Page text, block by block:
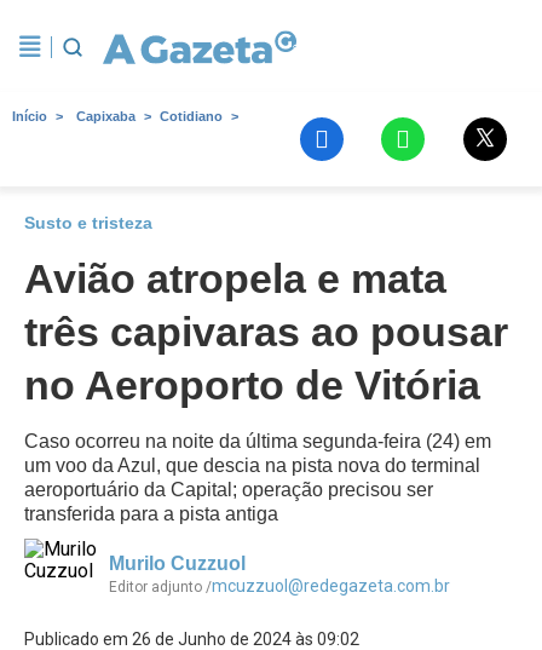
Início Capixaba Cotidiano
Susto e tristeza
Avião atropela e mata
três capivaras ao pousar
no Aeroporto de Vitória
Caso ocorreu na noite da última segunda-feira (24) em
um voo da Azul, que descia na pista nova do terminal
aeroportuário da Capital; operação precisou ser
transferida para a pista antiga
Murilo Cuzzuol
Editor adjunto /mcuzzuol@redegazeta.com.br
Publicado em 26 de Junho de 2024 às 09:02